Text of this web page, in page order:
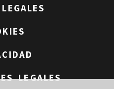
LEGALES